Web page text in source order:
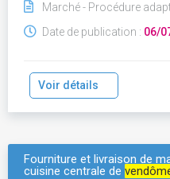
Marché - Procédure
Date de publication : 06/
Voir détails
Fourniture et livraison de
cuisine centrale de